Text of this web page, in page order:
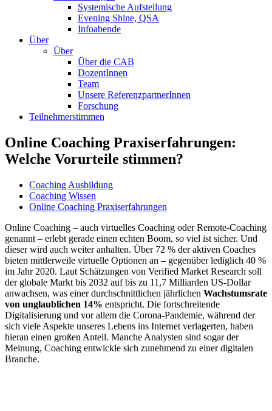
Systemische Aufstellung
Evening Shine, QSA
Infoabende
Über
Über
Über die CAB
DozentInnen
Team
Unsere ReferenzpartnerInnen
Forschung
Teilnehmerstimmen
Online Coaching Praxiserfahrungen:
Welche Vorurteile stimmen?
Coaching Ausbildung
Coaching Wissen
Online Coaching Praxiserfahrungen
Online Coaching – auch virtuelles Coaching oder Remote-Coaching
genannt – erlebt gerade einen echten Boom, so viel ist sicher. Und
dieser wird auch weiter anhalten. Über 72 % der aktiven Coaches
bieten mittlerweile virtuelle Optionen an – gegenüber lediglich 40 %
im Jahr 2020. Laut Schätzungen von Verified Market Research soll
der globale Markt bis 2032 auf bis zu 11,7 Milliarden US-Dollar
anwachsen, was einer durchschnittlichen jährlichen Wachstumsrate
von unglaublichen 14% entspricht. Die fortschreitende
Digitalisierung und vor allem die Corona-Pandemie, während der
sich viele Aspekte unseres Lebens ins Internet verlagerten, haben
hieran einen großen Anteil. Manche Analysten sind sogar der
Meinung, Coaching entwickle sich zunehmend zu einer digitalen
Branche.